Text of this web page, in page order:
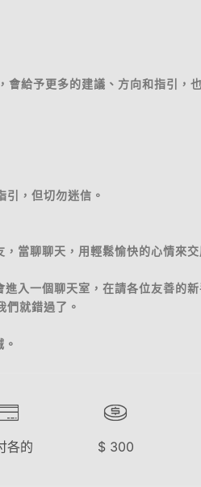
會給予更多的建議、方向和指引，
引，但切勿迷信。
當聊聊天，用輕鬆愉快的心情來交
進入一個聊天室，在請各位友善的
們就錯過了。
各的 $ 300